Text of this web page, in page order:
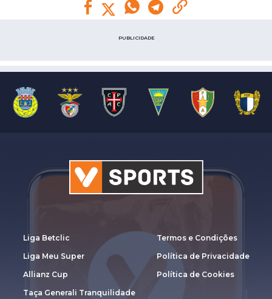
PUBLICIDADE
Liga Betclic
Liga Meu Super
Allianz Cup
Taça Generali Tranquilidade
Termos e Condições
Política de Privacidade
Política de Cookies